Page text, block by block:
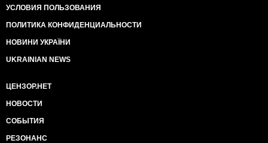
УСЛОВИЯ ПОЛЬЗОВАНИЯ
ПОЛИТИКА КОНФИДЕНЦИАЛЬНОСТИ
НОВИНИ УКРАЇНИ
UKRAINIAN NEWS
ЦЕНЗОР.НЕТ
НОВОСТИ
СОБЫТИЯ
РЕЗОНАНС